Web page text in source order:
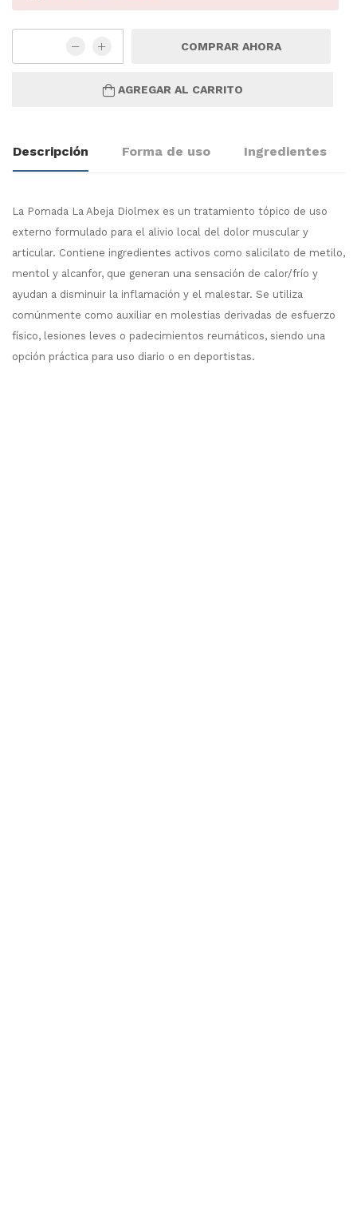
COMPRAR AHORA
AGREGAR AL CARRITO
Descripción Forma de uso Ingredientes
La Pomada La Abeja Diolmex es un tratamiento tópico de uso
externo formulado para el alivio local del dolor muscular y
articular. Contiene ingredientes activos como salicilato de metilo,
mentol y alcanfor, que generan una sensación de calor/frío y
ayudan a disminuir la inflamación y el malestar. Se utiliza
comúnmente como auxiliar en molestias derivadas de esfuerzo
físico, lesiones leves o padecimientos reumáticos, siendo una
opción práctica para uso diario o en deportistas.